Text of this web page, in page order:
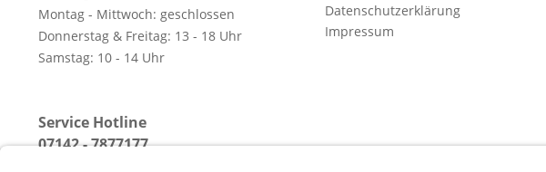
Montag - Mittwoch: geschlossen
Donnerstag & Freitag: 13 - 18 Uhr
Samstag: 10 - 14 Uhr
Service Hotline
07142 - 7877177
Datenschutzerklärung
Impressum